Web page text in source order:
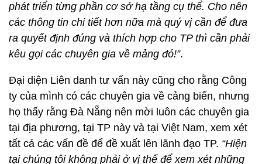
phát triển từng phần cơ sở hạ tầng cụ thể. Cho nên
các thông tin chi tiết hơn nữa mà quý vị cần để đưa
ra quyết định đúng và thích hợp cho TP thì cần phải
kêu gọi các chuyên gia về mảng đó!”.
Đại diện Liên danh tư vấn này cũng cho rằng Công
ty của mình có các chuyên gia về cảng biển, nhưng
họ thấy rằng Đà Nẵng nên mời luôn các chuyên gia
tại địa phương, tại TP này và tại Việt Nam, xem xét
tất cả các vấn đề để đề xuất lên lãnh đạo TP. “Hiện
tại chúng tôi không phải ở vị thế để xem xét những